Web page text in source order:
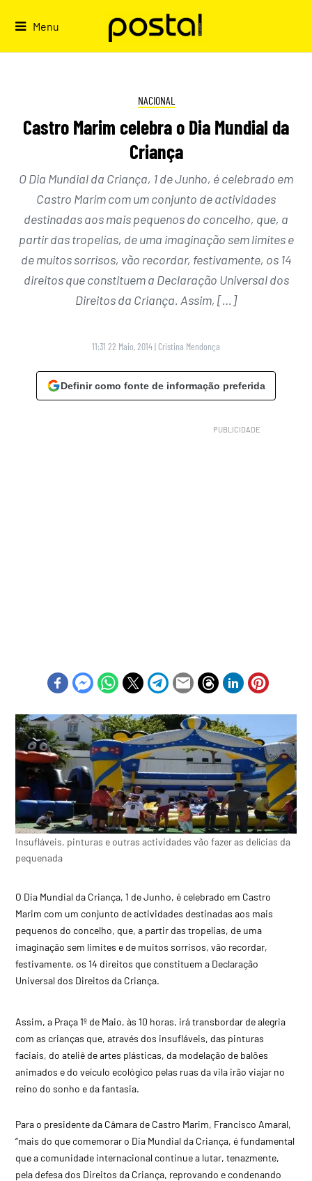
Menu
NACIONAL
Castro Marim celebra o Dia Mundial da
Criança
O Dia Mundial da Criança, 1 de Junho, é celebrado em
Castro Marim com um conjunto de actividades
destinadas aos mais pequenos do concelho, que, a
partir das tropelias, de uma imaginação sem limites e
de muitos sorrisos, vão recordar, festivamente, os 14
direitos que constituem a Declaração Universal dos
Direitos da Criança. Assim, […]
11:31 22 Maio, 2014| Cristina Mendonça
Definir como fonte de informação preferida
Insufláveis, pinturas e outras actividades vão fazer as delícias da
pequenada
O Dia Mundial da Criança, 1 de Junho, é celebrado em Castro
Marim com um conjunto de actividades destinadas aos mais
pequenos do concelho, que, a partir das tropelias, de uma
imaginação sem limites e de muitos sorrisos, vão recordar,
festivamente, os 14 direitos que constituem a Declaração
Universal dos Direitos da Criança.
Assim, a Praça 1º de Maio, às 10 horas, irá transbordar de alegria
com as crianças que, através dos insufláveis, das pinturas
faciais, do ateliê de artes plásticas, da modelação de balões
animados e do veículo ecológico pelas ruas da vila irão viajar no
reino do sonho e da fantasia.
Para o presidente da Câmara de Castro Marim, Francisco Amaral,
“mais do que comemorar o Dia Mundial da Criança, é fundamental
que a comunidade internacional continue a lutar, tenazmente,
pela defesa dos Direitos da Criança, reprovando e condenando